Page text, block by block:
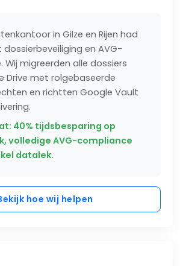
in Gilze en Rijen had
en AVG-
Wij migreerden alle dossiers
Drive met rolgebaseerde
en richtten Google Vault
40% tijdsbesparing op
volledige AVG-compliance
datalek.
hoe wij helpen